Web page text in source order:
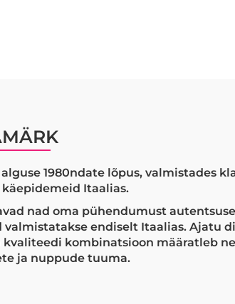
1980ndate lõpus, valmistades
Itaalias.
nad oma pühendumust
valmistatakse endiselt Itaalias. Ajatu
kvaliteedi kombinatsioon määratleb
ja nuppude tuuma.